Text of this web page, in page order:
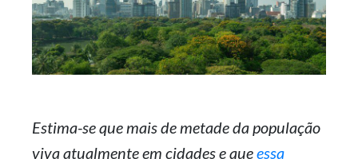
Estima-se que mais de metade da população
viva atualmente em cidades e queessa